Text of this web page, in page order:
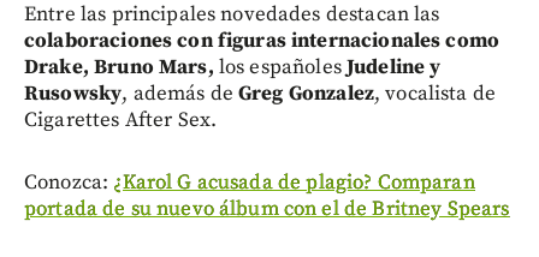
Entre las principales novedades destacan las
colaboraciones con figuras internacionales como
Drake, Bruno Mars, los españolesJudeline y
Rusowsky, además de Greg Gonzalez, vocalista de
Cigarettes After Sex.
Conozca: ¿Karol G acusada de plagio? Comparan
portada de su nuevo álbum con el de Britney Spears